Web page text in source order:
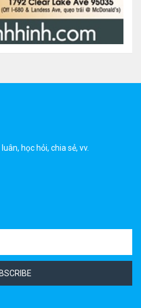
học hỏi, chia sẻ, vv.